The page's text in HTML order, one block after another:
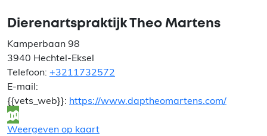
Dierenartspraktijk Theo Martens
Kamperbaan 98
3940 Hechtel-Eksel ​
Telefoon: +3211732572
E-mail:
{{vets_web}}: https://www.daptheomartens.com/
Weergeven op kaart